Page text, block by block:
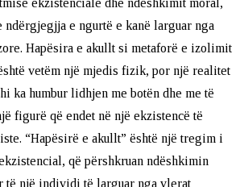
ekzistenciale dhe ndëshkimit moral,
ndërgjegjja e ngurtë e kanë larguar nga
Hapësira e akullt si metaforë e izolimit
vetëm një mjedis fizik, por një realitet
ka humbur lidhjen me botën dhe me të
figurë që endet në një ekzistencë të
“Hapësirë e akullt” është një tregim i
që përshkruan ndëshkimin
të një individi të larguar nga vlerat